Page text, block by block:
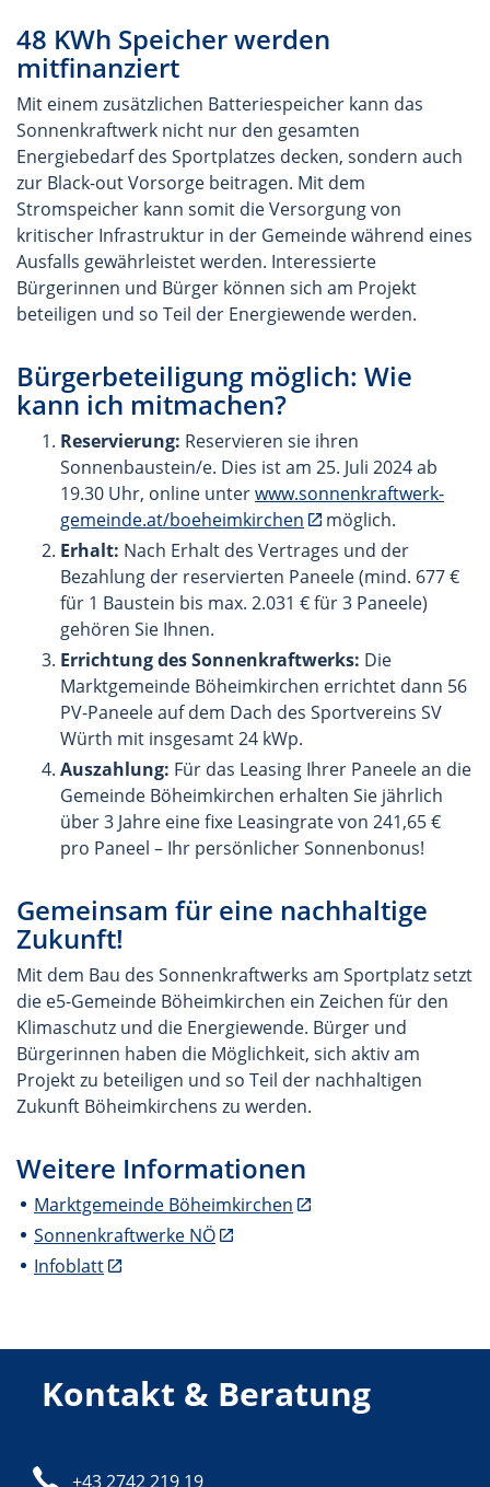
48 KWh Speicher werden
mitfinanziert
Mit einem zusätzlichen Batteriespeicher kann das
Sonnenkraftwerk nicht nur den gesamten
Energiebedarf des Sportplatzes decken, sondern auch
zur Black-out Vorsorge beitragen. Mit dem
Stromspeicher kann somit die Versorgung von
kritischer Infrastruktur in der Gemeinde während eines
Ausfalls gewährleistet werden. Interessierte
Bürgerinnen und Bürger können sich am Projekt
beteiligen und so Teil der Energiewende werden.
Bürgerbeteiligung möglich: Wie
kann ich mitmachen?
Reservierung: Reservieren sie ihren
Sonnenbaustein/e. Dies ist am 25. Juli 2024 ab
19.30 Uhr, online unterwww.sonnenkraftwerk-
gemeinde.at/boeheimkirchen
möglich.
Erhalt: Nach Erhalt des Vertrages und der
Bezahlung der reservierten Paneele (mind. 677 €
für 1 Baustein bis max. 2.031 € für 3 Paneele)
gehören Sie Ihnen.
Errichtung des Sonnenkraftwerks: Die
Marktgemeinde Böheimkirchen errichtet dann 56
PV-Paneele auf dem Dach des Sportvereins SV
Würth mit insgesamt 24 kWp.
Auszahlung: Für das Leasing Ihrer Paneele an die
Gemeinde Böheimkirchen erhalten Sie jährlich
über 3 Jahre eine fixe Leasingrate von 241,65 €
pro Paneel – Ihr persönlicher Sonnenbonus!
Gemeinsam für eine nachhaltige
Zukunft!
Mit dem Bau des Sonnenkraftwerks am Sportplatz setzt
die e5-Gemeinde Böheimkirchen ein Zeichen für den
Klimaschutz und die Energiewende. Bürger und
Bürgerinnen haben die Möglichkeit, sich aktiv am
Projekt zu beteiligen und so Teil der nachhaltigen
Zukunft Böheimkirchens zu werden.
Weitere Informationen
Marktgemeinde Böheimkirchen
Sonnenkraftwerke NÖ
Infoblatt
Kontakt & Beratung
Telefon:
+43 2742 219 19